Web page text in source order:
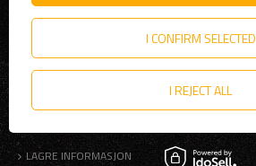
LISTE OVER KJØPTE PRODUKTER
MINE RABATTER
FORSKRIFTER
LAGRE INFORMASJON
I CONFIRM SELECTED
I REJECT ALL